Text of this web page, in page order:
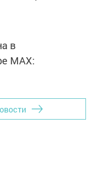
в
MАХ: